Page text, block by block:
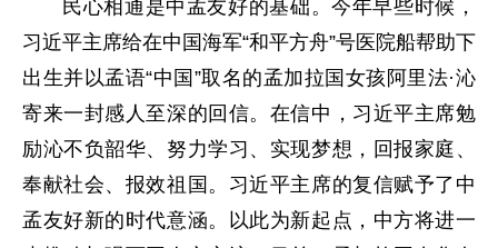
民心相通是中孟友好的基础。今年早些时候，
习近平主席给在中国海军“和平方舟”号医院船帮助下
出生并以孟语“中国”取名的孟加拉国女孩阿里法·沁
寄来一封感人至深的回信。在信中，习近平主席勉
励沁不负韶华、努力学习、实现梦想，回报家庭、
奉献社会、报效祖国。习近平主席的复信赋予了中
孟友好新的时代意涵。以此为新起点，中方将进一